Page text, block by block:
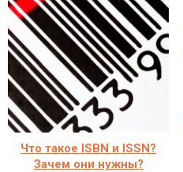
Что такое ISBN и ISSN?
Зачем они нужны?